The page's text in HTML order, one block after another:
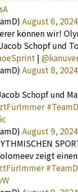
August 6, 2024
können wir!
Schopf und
|
August 8, 2024
Schopf und
#TeamD
August 9, 2024
zeigt
#TeamD